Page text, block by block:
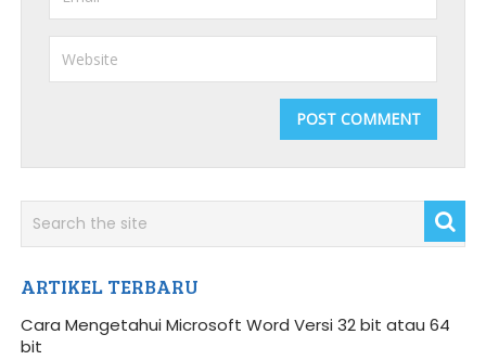
ARTIKEL TERBARU
Cara Mengetahui Microsoft Word Versi 32 bit atau 64
bit